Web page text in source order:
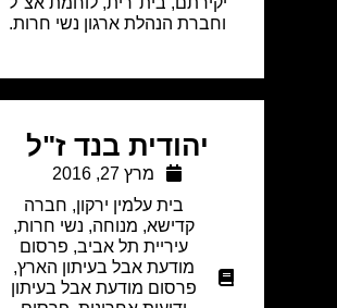
וחברת הנהלת ארגון נשי חרות.
יהודית בנד ז"ל
מרץ 27, 2016
בית עלמין ירקון, חברה
קדישא, מנוחה, נשי חרות,
עיריית תל אביב, פרסום
מודעת אבל בעיתון הארץ,
פרסום מודעת אבל בעיתון